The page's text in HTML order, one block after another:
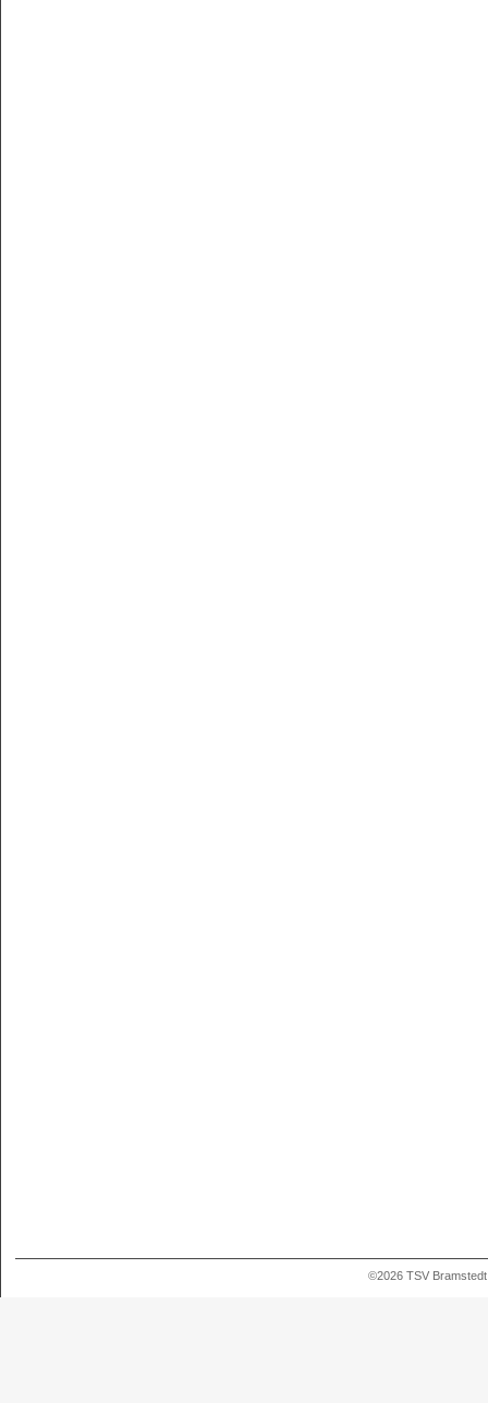
©2026 TSV